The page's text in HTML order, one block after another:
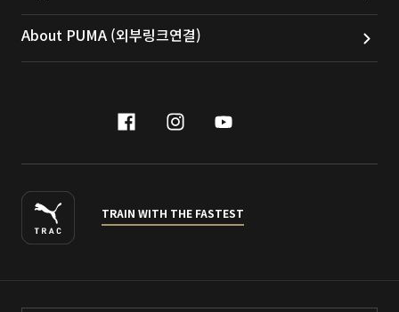
About PUMA (외부링크연결)
facebook
instagram
youtube
TRAIN WITH THE FASTEST